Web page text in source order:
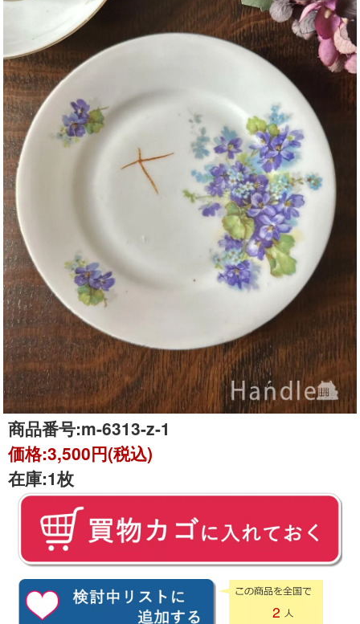
商品番号:m-6313-z-1
価格:3,500円(税込)
在庫:1枚
2